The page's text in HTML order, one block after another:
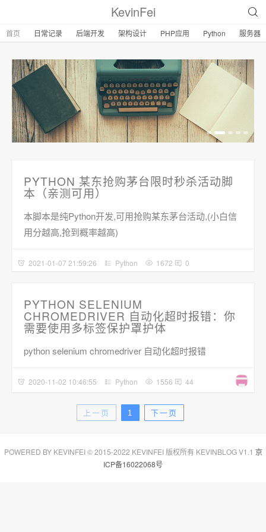
KevinFei
首页 日常记录 后端开发 架构设计 PHP应用 Python 服务器
PYTHON 某东抢购茅台限时秒杀活动脚
本（亲测可用）
本脚本是纯Python开发,可用抢购某东茅台活动,(小白信
用分越高,抢到概率越高)
2021-01-07 21:59:26 Python 1672 0
PYTHON SELENIUM
CHROMEDRIVER 自动化超时报错：你
需要使用多标签保护罩护体
python selenium chromedriver 自动化超时报错
2020-11-02 10:46:55 Python 1556 44
上一页 1 下一页
POWERED BY KEVINFEI © 2015-2022 KEVINFEI 版权所有 KEVINBLOG V1.1 京
ICP备16022068号